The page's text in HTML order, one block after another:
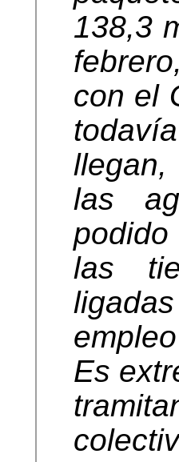
138,3
con el
las
las
Es